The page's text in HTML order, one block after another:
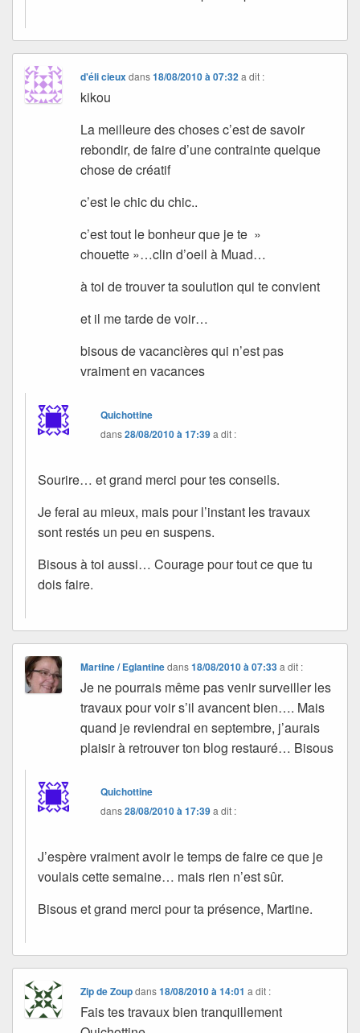
d'éli cieuxdans18/08/2010 à 07:32 a dit :
kikou
La meilleure des choses c’est de savoir
rebondir, de faire d’une contrainte quelque
chose de créatif
c’est le chic du chic..
c’est tout le bonheur que je te »
chouette »…clin d’oeil à Muad…
à toi de trouver ta soulution qui te convient
et il me tarde de voir…
bisous de vacancières qui n’est pas
vraiment en vacances
Quichottine
dans28/08/2010 à 17:39a dit :
Sourire… et grand merci pour tes conseils.
Je ferai au mieux, mais pour l’instant les travaux
sont restés un peu en suspens.
Bisous à toi aussi… Courage pour tout ce que tu
dois faire.
Martine / Eglantinedans18/08/2010 à 07:33 a dit :
Je ne pourrais même pas venir surveiller les
travaux pour voir s’il avancent bien…. Mais
quand je reviendrai en septembre, j’aurais
plaisir à retrouver ton blog restauré… Bisous
Quichottine
dans28/08/2010 à 17:39a dit :
J’espère vraiment avoir le temps de faire ce que je
voulais cette semaine… mais rien n’est sûr.
Bisous et grand merci pour ta présence, Martine.
Zip de Zoupdans18/08/2010 à 14:01 a dit :
Fais tes travaux bien tranquillement